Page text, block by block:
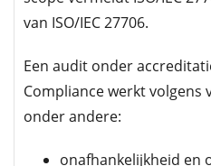
van ISO/IEC 27706.
Een audit onder
Compliance werkt volgens
onder andere:
onafhankelijkheid en